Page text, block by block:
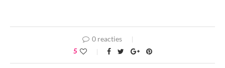
0 reacties
5